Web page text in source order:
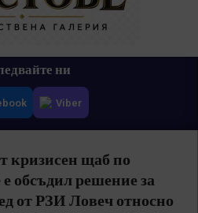
ни
Viber
кризисен щаб по
е обсъдил решение за
от РЗИ Ловеч относно